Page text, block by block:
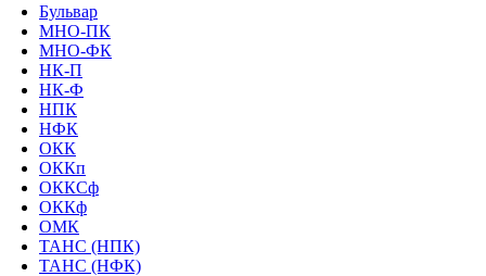
Бульвар
МНО-ПК
МНО-ФК
НК-П
НК-Ф
НПК
НФК
ОКК
ОККп
ОККСф
ОККф
ОМК
ТАНС (НПК)
ТАНС (НФК)